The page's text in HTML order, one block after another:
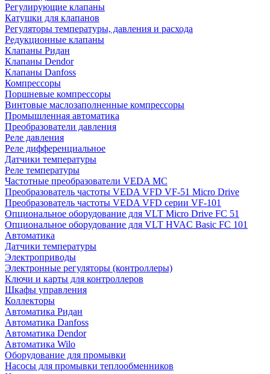
Регулирующие клапаны
Катушки для клапанов
Регуляторы температуры, давления и расхода
Редукционные клапаны
Клапаны Ридан
Клапаны Dendor
Клапаны Danfoss
Компрессоры
Поршневые компрессоры
Винтовые маслозаполненные компрессоры
Промышленная автоматика
Преобразователи давления
Реле давления
Реле дифференциальное
Датчики температуры
Реле температуры
Частотные преобразователи VEDA MC
Преобразователь частоты VEDA VFD VF-51 Micro Drive
Преобразователь частоты VEDA VFD серии VF-101
Опциональное оборудование для VLT Micro Drive FC 51
Опциональное оборудование для VLT HVAC Basic FC 101
Автоматика
Датчики температуры
Электроприводы
Электронные регуляторы (контроллеры)
Ключи и карты для контроллеров
Шкафы управления
Коллекторы
Автоматика Ридан
Автоматика Danfoss
Автоматика Dendor
Автоматика Wilo
Оборудование для промывки
Насосы для промывки теплообменников